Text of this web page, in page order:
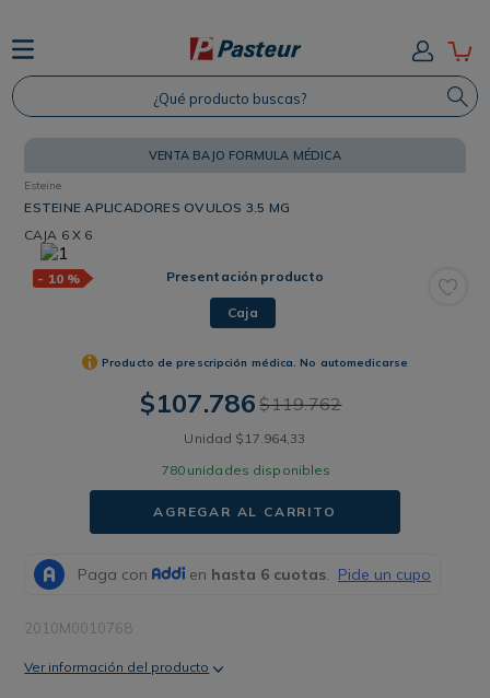
¿Qué producto buscas?
VENTA BAJO FORMULA MÉDICA
Esteine
ESTEINE APLICADORES OVULOS 3.5 MG
CAJA 6 X 6
- 10 % Presentación producto
Caja
Producto de prescripción médica. No automedicarse
$107.786 $119.762
Unidad $ 17.964,33
780 unidades disponibles
AGREGAR AL CARRITO
2010M0010768
Ver información del producto
TÉRMINOS MÁS BUSCADOS
1
2. Shampoo
4. Savvy